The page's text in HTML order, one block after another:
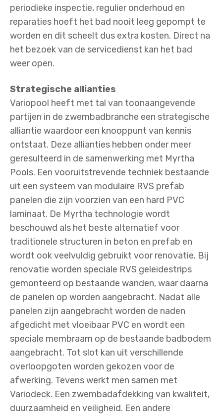
periodieke inspectie, regulier onderhoud en
reparaties hoeft het bad nooit leeg gepompt te
worden en dit scheelt dus extra kosten. Direct na
het bezoek van de servicedienst kan het bad
weer open.
Strategische allianties
Variopool heeft met tal van toonaangevende
partijen in de zwembadbranche een strategische
alliantie waardoor een knooppunt van kennis
ontstaat. Deze allianties hebben onder meer
geresulteerd in de samenwerking met Myrtha
Pools. Een vooruitstrevende techniek bestaande
uit een systeem van modulaire RVS prefab
panelen die zijn voorzien van een hard PVC
laminaat. De Myrtha technologie wordt
beschouwd als het beste alternatief voor
traditionele structuren in beton en prefab en
wordt ook veelvuldig gebruikt voor renovatie. Bij
renovatie worden speciale RVS geleidestrips
gemonteerd op bestaande wanden, waar daarna
de panelen op worden aangebracht. Nadat alle
panelen zijn aangebracht worden de naden
afgedicht met vloeibaar PVC en wordt een
speciale membraam op de bestaande badbodem
aangebracht. Tot slot kan uit verschillende
overloopgoten worden gekozen voor de
afwerking. Tevens werkt men samen met
Variodeck. Een zwembadafdekking van kwaliteit,
duurzaamheid en veiligheid. Een andere